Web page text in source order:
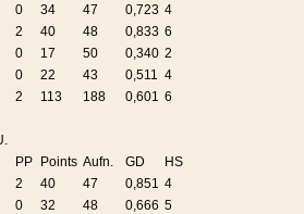
0 34 47 0,723 4
2 40 48 0,833 6
0 17 50 0,340 2
0 22 43 0,511 4
2 113 188 0,601 6
PP
Points Aufn. GD
HS
2 40 47 0,851 4
0 32 48 0,666 5